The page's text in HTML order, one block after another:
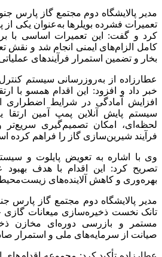
مدیر پالایشگاه دوم مجتمع گاز پارس
تعمیرات فشرده بویلرها به‌عنوان یکی از
کرد و گفت: این تعمیرات اساسی با
کامل الزام‌های ایمنی انجام شد و نقش
بخار و تضمین استمرار فرآیندهای عملیاتی
عطارزاده از به‌روزرسانی سیستم
خبر داد و افزود: این اقدام همسو با
افزایش آمادگی در شرایط اضطراری
سیستم پایش آنلاین پمپ آمین ارتقا
لحظه‌ای، امکان تصمیم‌گیری سریع‌تر
فرآیند شیرین‌سازی گاز را فراهم کرده
تصریح کرد: این اقدام با هدف بهبود
بهره‌وری و کاهش آلاینده‌های
مدیر پالایشگاه دوم مجتمع گاز پارس
تانک نخست ذخیره‌سازی میعانات گازی
مستمر و بازرسی دوره‌ای مخازن
صیانت از سرمایه‌های ملی و استمرار